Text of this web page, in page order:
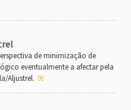
de minimização de
eventualmente a afectar pela
Aljustrel.